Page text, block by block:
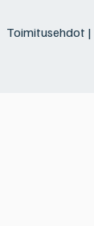
Toimitusehdot |